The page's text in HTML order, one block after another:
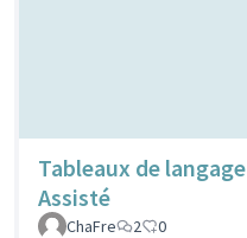
Tableaux de langage
Assisté
ChaFre
2 0